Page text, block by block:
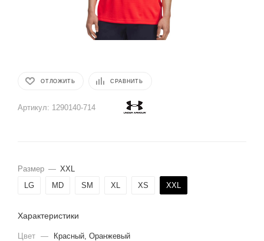
ОТЛОЖИТЬ СРАВНИТЬ
Артикул: 1290140-714
Размер — XXL
LG
MD SM XL XS XXL
Характеристики
Цвет —
Красный, Оранжевый